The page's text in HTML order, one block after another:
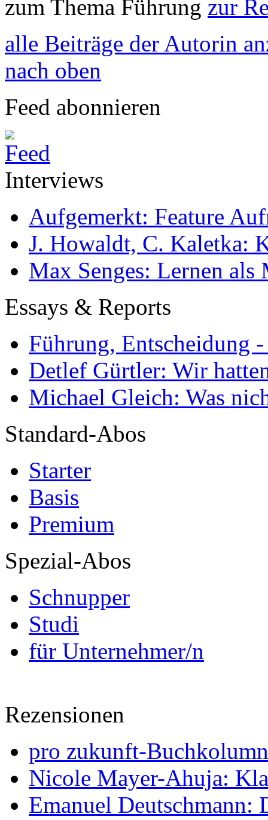
zum Thema Führung zur
alle Beiträge der Autorin
nach oben
Feed abonnieren
Interviews
Aufgemerkt: Feature
J. Howaldt, C. Kaletka:
Max Senges: Lernen als
Essays & Reports
Führung, Entscheidung
Detlef Gürtler: Wir
Michael Gleich: Was
Standard-Abos
Starter
Basis
Premium
Spezial-Abos
Schnupper
Studi
für Unternehmer/n
Rezensionen
pro zukunft-
Nicole Mayer-Ahuja:
Emanuel Deutschmann: